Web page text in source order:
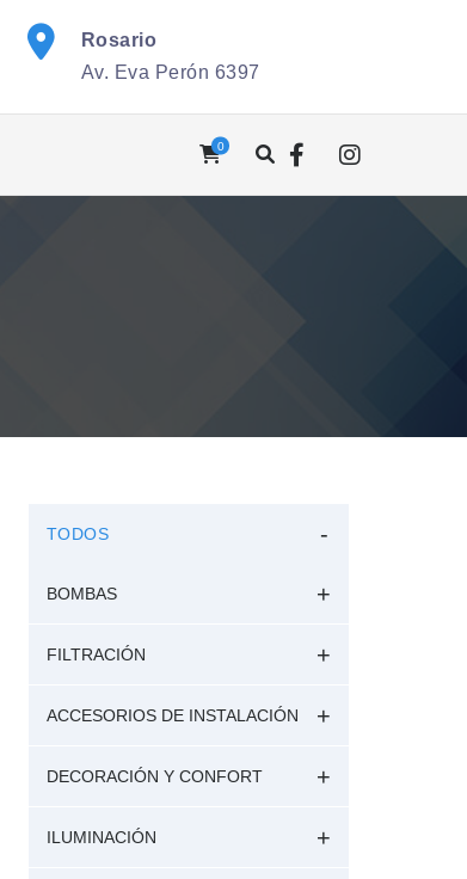
Rosario
Av. Eva Perón 6397
0
TODOS
BOMBAS
FILTRACIÓN
ACCESORIOS DE INSTALACIÓN
DECORACIÓN Y CONFORT
ILUMINACIÓN